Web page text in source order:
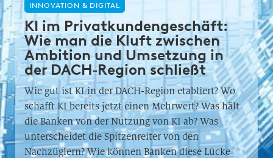
INNOVATION & DIGITAL
KI im Privatkundengeschäft:
Wie man die Kluft zwischen
Ambition und Umsetzung in
der DACH‑Region schließt
Wie gut ist KI in der DACH-Region etabliert? Wo
schafft KI bereits jetzt einen Mehrwert? Was hält
die Banken von der Nutzung von KI ab? Was
unterscheidet die Spitzenreiter von den
Nachzüglern? Wie können Banken diese Lücke